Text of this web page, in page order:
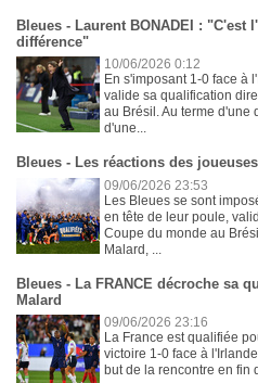
Bleues - Laurent BONADEI : "C'est
différence"
10/06/2026 0:12
En s'imposant 1-0 face à
valide sa qualification
au Brésil. Au terme d'une
d'une...
Bleues - Les réactions des
09/06/2026 23:53
Les Bleues se sont
en tête de leur poule,
Coupe du monde au
Malard, ...
Bleues - La FRANCE décroche sa
Malard
09/06/2026 23:16
La France est qualifiée
victoire 1-0 face à
but de la rencontre en fin